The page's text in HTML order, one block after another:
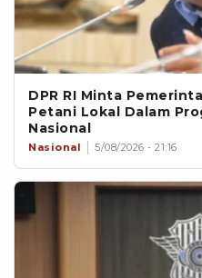
DPR RI Minta
Petani Lokal Dalam
Nasional
Nasional 5/08/2026 - 21:16